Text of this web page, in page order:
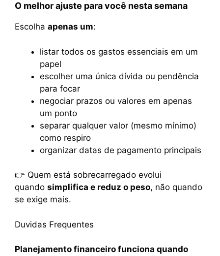
O melhor ajuste para você nesta semana
Escolha apenas um:
listar todos os gastos essenciais em um
papel
escolher uma única dívida ou pendência
para focar
negociar prazos ou valores em apenas
um ponto
separar qualquer valor (mesmo mínimo)
como respiro
organizar datas de pagamento principais
👉 Quem está sobrecarregado evolui
quando simplifica e reduz o peso, não quando
se exige mais.
Duvidas Frequentes
Planejamento financeiro funciona quando